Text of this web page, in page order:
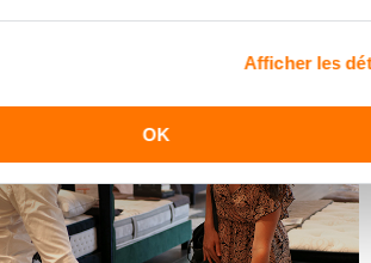
Afficher les
OK